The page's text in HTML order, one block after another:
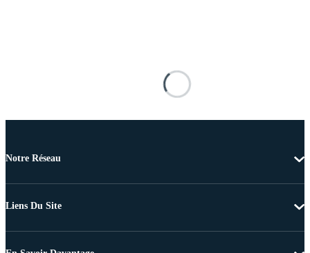
Notre Réseau
Liens Du Site